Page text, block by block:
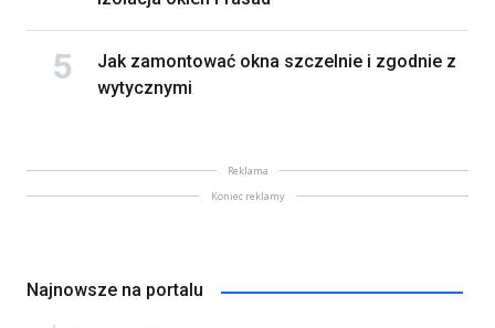
Jak zamontować okna szczelnie i zgodnie z
wytycznymi
Reklama
Koniec reklamy
Najnowsze na portalu